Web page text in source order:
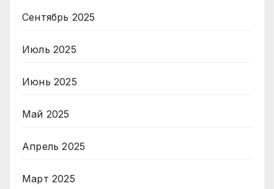
Сентябрь 2025
Июль 2025
Июнь 2025
Май 2025
Апрель 2025
Март 2025